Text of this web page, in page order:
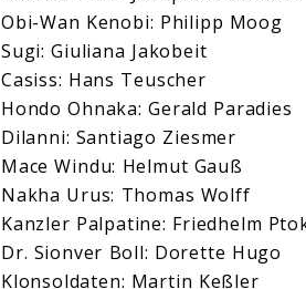
Obi-Wan Kenobi: Philipp Moog
Sugi: Giuliana Jakobeit
Casiss: Hans Teuscher
Hondo Ohnaka: Gerald Paradies
Dilanni: Santiago Ziesmer
Mace Windu: Helmut Gauß
Nakha Urus: Thomas Wolff
Kanzler Palpatine: Friedhelm
Dr. Sionver Boll: Dorette Hugo
Klonsoldaten: Martin Keßler